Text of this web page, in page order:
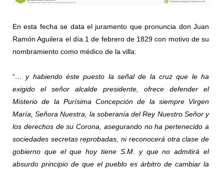
En esta fecha se data el juramento que pronuncia don Juan
Ramón Aguilera el día 1 de febrero de 1829 con motivo de su
nombramiento como médico de la villa:
“… y habiendo éste puesto la señal de la cruz que le ha
exigido el señor alcalde presidente, ofrece defender el
Misterio de la Purísima Concepción de la siempre Virgen
María, Señora Nuestra, la soberanía del Rey Nuestro Señor y
los derechos de su Corona, asegurando no ha pertenecido a
sociedades secretas reprobadas, ni reconocerá otra clase de
gobierno que el que hoy tiene S.M. y que no admitirá el
absurdo principio de que el pueblo es árbitro de cambiar la